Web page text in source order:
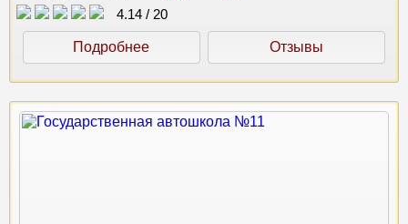
4.14 / 20
Подробнее Отзывы